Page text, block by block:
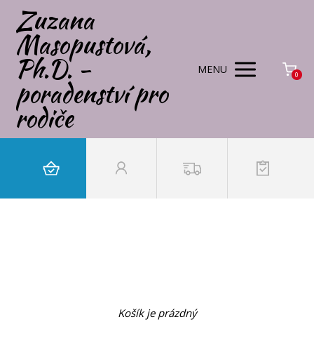
Zuzana
Masopustová,
Ph.D. -
poradenství pro
rodiče
MENU 0
Košík je prázdný